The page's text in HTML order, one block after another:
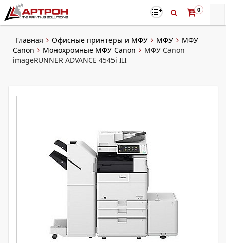
0
Главная Офисные принтеры и МФУ МФУ
МФУ
Canon
Монохромные МФУ Canon
МФУ Canon
imageRUNNER ADVANCE 4545i III